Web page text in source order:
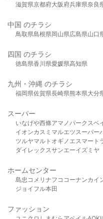
滋賀県京都府大阪府兵庫県奈良
中国 のチラシ
鳥取県島根県岡山県広島県山口
四国 のチラシ
徳島県香川県愛媛県高知県
九州・沖縄 のチラシ
福岡県佐賀県長崎県熊本県大分
スーパー
いなげや西條アマノパークスベ
イオンカスミ マルエツスーパー
ツルヤマルト オギノ エスマート
ダイレックスサンエーイズミヤ
ホームセンター
島忠 コメリ ナフコ コーナンカイ
ジョイフル本田
ファッション